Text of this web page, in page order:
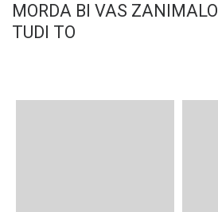
MORDA BI VAS ZANIMALO
TUDI TO